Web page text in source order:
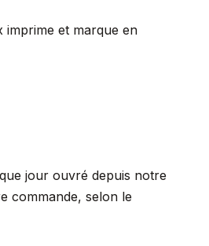
imprime et marque en
jour ouvré depuis notre
commande, selon le